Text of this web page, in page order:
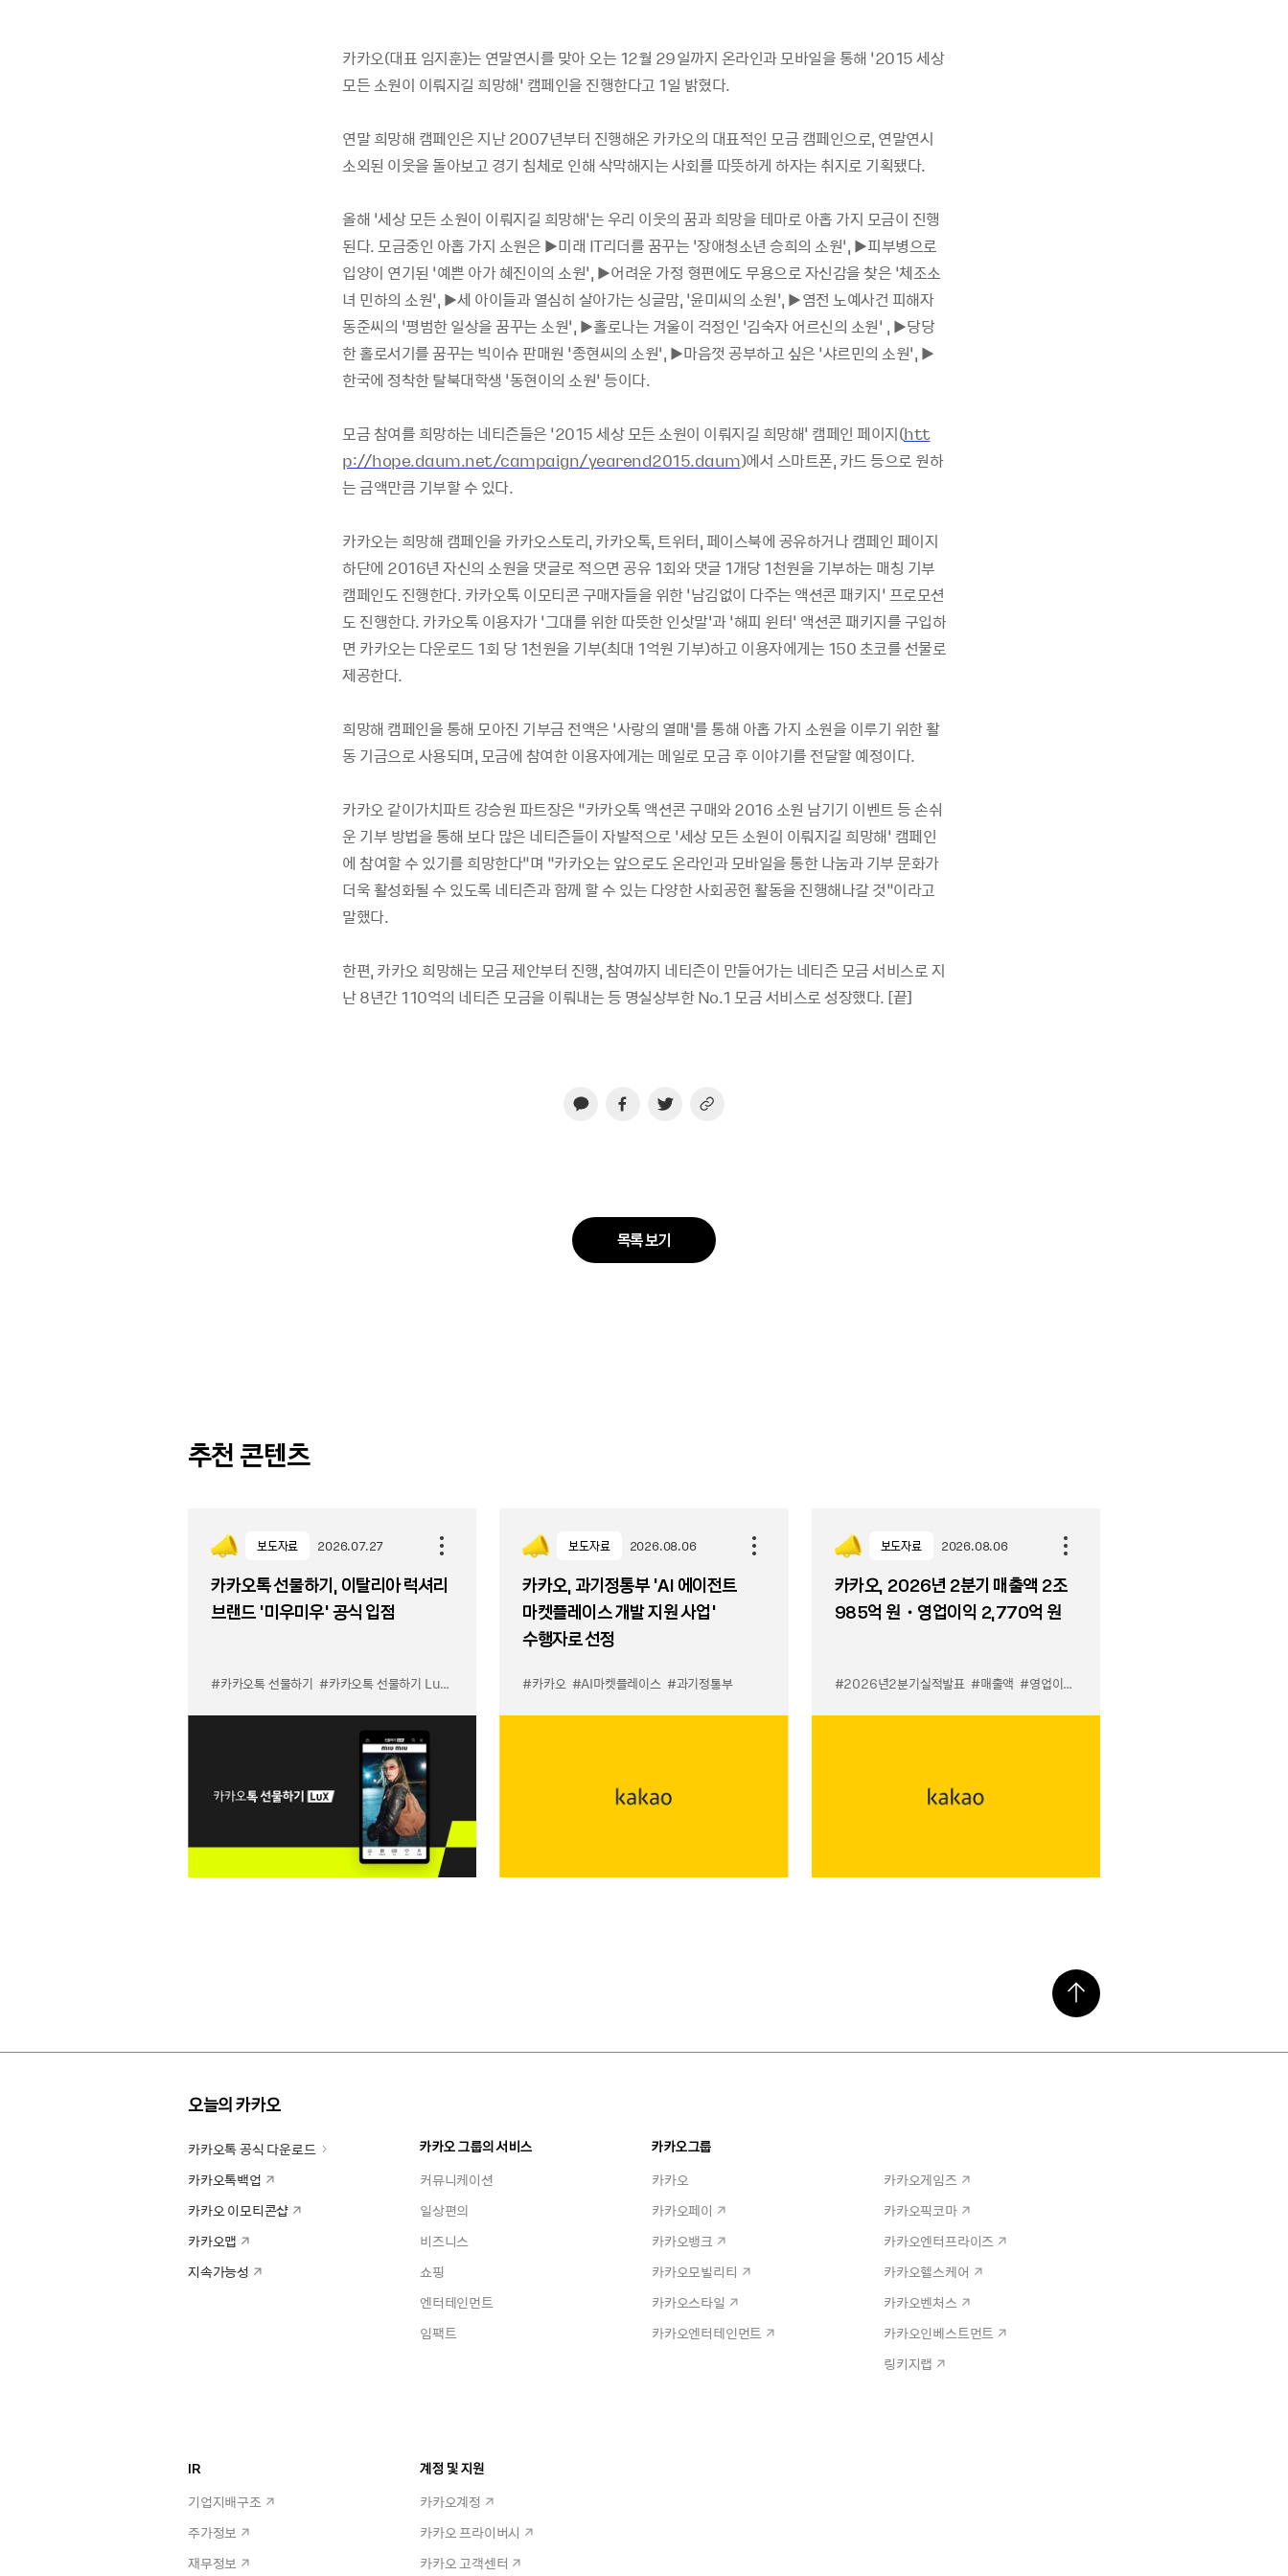
카카오(대표 임지훈)는 연말연시를 맞아 오는 12월 29일까지 온라인과 모바일을 통해 ‘2015세상
모든 소원이 이뤄지길 희망해’ 캠페인을 진행한다고 1일 밝혔다.
연말 희망해 캠페인은 지난2007년부터 진행해온 카카오의 대표적인 모금 캠페인으로, 연말연시
소외된 이웃을 돌아보고 경기 침체로 인해 삭막해지는 사회를 따뜻하게 하자는 취지로 기획됐다.
올해 ‘세상 모든 소원이 이뤄지길 희망해’는 우리 이웃의 꿈과 희망을 테마로 아홉 가지 모금이 진행
된다.모금중인 아홉 가지 소원은 ▶미래 IT리더를 꿈꾸는 ‘장애청소년 승희의 소원’, ▶피부병으로
입양이 연기된 ‘예쁜 아가 혜진이의 소원’, ▶어려운 가정 형편에도 무용으로 자신감을 찾은 ‘체조소
녀 민하의 소원’, ▶세 아이들과 열심히 살아가는 싱글맘, ‘윤미씨의 소원’, ▶염전 노예사건 피해자
동준씨의 ‘평범한 일상을 꿈꾸는 소원’, ▶홀로나는 겨울이 걱정인 ‘김숙자 어르신의 소원’ , ▶당당
한 홀로서기를 꿈꾸는 빅이슈 판매원 ‘종현씨의 소원’, ▶마음껏 공부하고 싶은 ‘샤르민의 소원’, ▶
한국에 정착한 탈북대학생 ‘동현이의 소원’ 등이다.
모금 참여를 희망하는 네티즌들은 ‘2015세상 모든 소원이 이뤄지길 희망해' 캠페인 페이지(htt
p://hope.daum.net/campaign/yearend2015.daum)에서 스마트폰, 카드 등으로 원하
는 금액만큼 기부할 수 있다.
카카오는 희망해 캠페인을 카카오스토리, 카카오톡,트위터, 페이스북에 공유하거나 캠페인 페이지
하단에 2016년 자신의 소원을 댓글로 적으면 공유 1회와 댓글 1개당1천원을 기부하는 매칭 기부
캠페인도 진행한다. 카카오톡 이모티콘 구매자들을 위한‘남김없이 다주는 액션콘 패키지’ 프로모션
도 진행한다. 카카오톡 이용자가‘그대를 위한 따뜻한 인삿말’과‘해피 윈터’ 액션콘 패키지를 구입하
면 카카오는 다운로드 1회 당1천원을 기부(최대 1억원 기부)하고 이용자에게는 150초코를 선물로
제공한다.
희망해 캠페인을 통해 모아진 기부금 전액은 ‘사랑의 열매’를 통해 아홉 가지 소원을 이루기 위한 활
동 기금으로 사용되며,모금에 참여한 이용자에게는 메일로 모금 후 이야기를 전달할 예정이다.
카카오 같이가치파트 강승원 파트장은 “카카오톡 액션콘 구매와2016소원 남기기 이벤트 등 손쉬
운 기부 방법을 통해 보다 많은 네티즌들이 자발적으로 ‘세상 모든 소원이 이뤄지길 희망해’ 캠페인
에 참여할 수 있기를 희망한다”며 “카카오는 앞으로도 온라인과 모바일을 통한 나눔과 기부 문화가
더욱 활성화될 수 있도록 네티즌과 함께 할 수 있는 다양한 사회공헌 활동을 진행해나갈 것”이라고
말했다.
한편, 카카오 희망해는 모금 제안부터 진행, 참여까지 네티즌이 만들어가는 네티즌 모금 서비스로 지
난8년간110억의 네티즌 모금을 이뤄내는 등 명실상부한No.1 모금 서비스로 성장했다. [끝]
목록 보기
추천 콘텐츠
보도자료 2026.07.27
카카오톡 선물하기, 이탈리아 럭셔리
브랜드 '미우미우' 공식 입점
#카카오톡 선물하기 #카카오톡 선물하기 LuX 미우미우 입점 #선물하기 LuX #선물하기 미우미우 입점
보도자료 2026.08.06
카카오, 과기정통부 ‘AI 에이전트
마켓플레이스 개발 지원 사업’
수행자로 선정
#카카오 #AI마켓플레이스 #과기정통부
보도자료 2026.08.06
카카오, 2026년 2분기 매출액 2조
985억 원・영업이익 2,770억 원
#2026년2분기실적발표 #매출액 #영업이익
오늘의 카카오
카카오톡 공식 다운로드
카카오톡백업
카카오 이모티콘샵
카카오맵
지속가능성
카카오 그룹의 서비스
커뮤니케이션
일상편의
비즈니스
쇼핑
엔터테인먼트
임팩트
카카오그룹
카카오
카카오페이
카카오뱅크
카카오모빌리티
카카오스타일
카카오엔터테인먼트
카카오게임즈
카카오픽코마
카카오엔터프라이즈
카카오헬스케어
카카오벤처스
카카오인베스트먼트
링키지랩
IR
기업지배구조
주가정보
재무정보
계정 및 지원
카카오계정
카카오 프라이버시
카카오 고객센터